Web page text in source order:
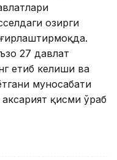
ҳозирги
27 давлат
етиб келиши ва
муносабати
қисми ўраб